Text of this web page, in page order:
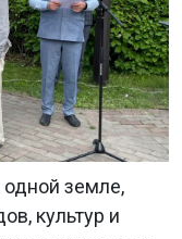
земле,
культур и